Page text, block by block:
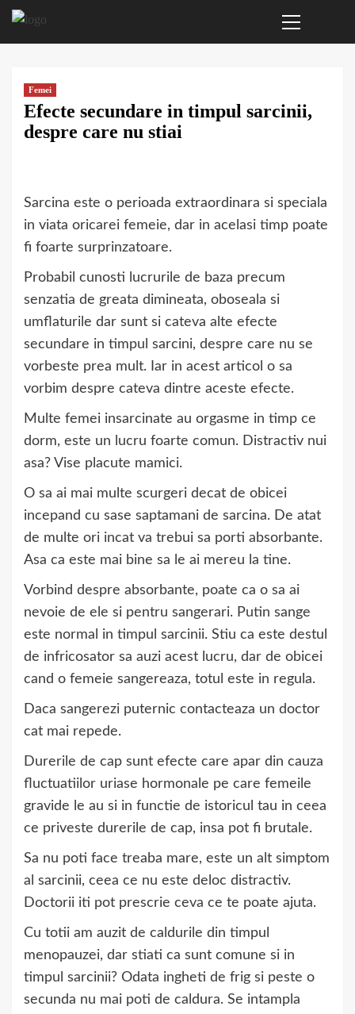
Sari
Menu
Femei
Efecte secundare in timpul sarcinii,
despre care nu stiai
Sarcina este o perioada extraordinara si speciala
in viata oricarei femeie, dar in acelasi timp poate
fi foarte surprinzatoare.
Probabil cunosti lucrurile de baza precum
senzatia de greata dimineata, oboseala si
umflaturile dar sunt si cateva alte efecte
secundare in timpul sarcini, despre care nu se
vorbeste prea mult. Iar in acest articol o sa
vorbim despre cateva dintre aceste efecte.
Multe femei insarcinate au orgasme in timp ce
dorm, este un lucru foarte comun. Distractiv nui
asa? Vise placute mamici.
O sa ai mai multe scurgeri decat de obicei
incepand cu sase saptamani de sarcina. De atat
de multe ori incat va trebui sa porti absorbante.
Asa ca este mai bine sa le ai mereu la tine.
Vorbind despre absorbante, poate ca o sa ai
nevoie de ele si pentru sangerari. Putin sange
este normal in timpul sarcinii. Stiu ca este destul
de infricosator sa auzi acest lucru, dar de obicei
cand o femeie sangereaza, totul este in regula.
Daca sangerezi puternic contacteaza un doctor
cat mai repede.
Durerile de cap sunt efecte care apar din cauza
fluctuatiilor uriase hormonale pe care femeile
gravide le au si in functie de istoricul tau in ceea
ce priveste durerile de cap, insa pot fi brutale.
Sa nu poti face treaba mare, este un alt simptom
al sarcinii, ceea ce nu este deloc distractiv.
Doctorii iti pot prescrie ceva ce te poate ajuta.
Cu totii am auzit de caldurile din timpul
menopauzei, dar stiati ca sunt comune si in
timpul sarcinii? Odata ingheti de frig si peste o
secunda nu mai poti de caldura. Se intampla